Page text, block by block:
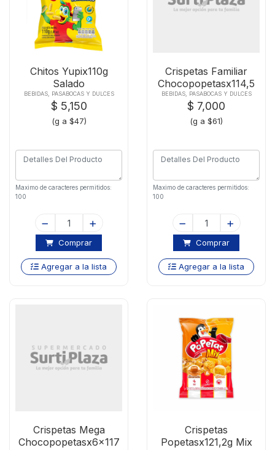
Chitos Yupix110g
Salado
BEBIDAS, PASABOCAS Y DULCES
$ 5,150
(g a $47)
Maximo de caracteres permitidos:
100
Comprar
Agregar a la lista
Crispetas Familiar
Chocopopetasx114,5
Gr
BEBIDAS, PASABOCAS Y DULCES
$ 7,000
(g a $61)
Maximo de caracteres permitidos:
100
Comprar
Agregar a la lista
Crispetas Mega
Chocopopetasx6x117
Crispetas
Popetasx121,2g Mix